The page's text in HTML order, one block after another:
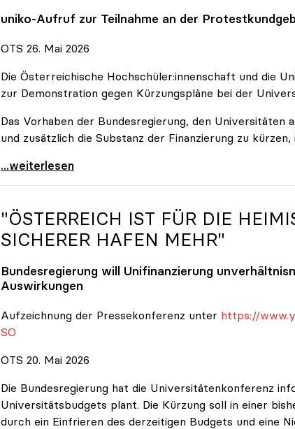
uniko-Aufruf zur Teilnahme an der
OTS 26. Mai 2026
Die Österreichische Hochschüler:innenschaft und die
zur Demonstration gegen Kürzungspläne bei der
Das Vorhaben der Bundesregierung, den Universitäten
und zusätzlich die Substanz der Finanzierung zu
#UnisRetten Warum es sich zu demonstrieren lohnt
...weiterlesen
"ÖSTERREICH IST FÜR DIE
SICHERER HAFEN MEHR"
Bundesregierung will Unifinanzierung
Auswirkungen
Aufzeichnung der Pressekonferenz unter https://
SO
OTS 20. Mai 2026
Die Bundesregierung hat die Universitätenkonferenz
Universitätsbudgets plant. Die Kürzung soll in einer
durch ein Einfrieren des derzeitigen Budgets und eine